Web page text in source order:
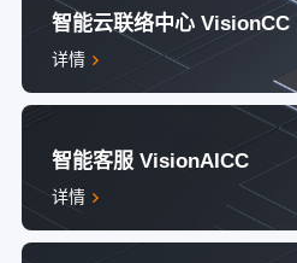
智能云联络中心 VisionCC
详情
智能客服 VisionAICC
详情